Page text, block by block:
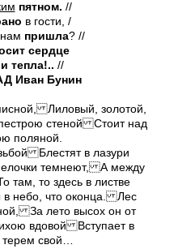
пятном. //
в гости, /
пришла? //
сердце
тепла!.. //
Иван Бунин
Лиловый, золотой,
стеной Стоит над
поляной.
Блестят в лазури
темнеют, А между
там, то здесь в листве
небо, что оконца. Лес
За лето высох он от
вдовой Вступает в
терем свой…